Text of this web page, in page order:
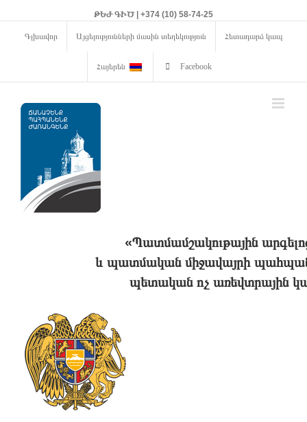
ԹԵԺ ԳԻԾ | +374 (10) 58-74-25
Գլխավոր Այցելությունների մասին տեղեկություն Հետադարձ կապ
Հայերեն Facebook
«Պատմամշակութային
և պատմական միջավայրի
պետական ոչ առեվտրային